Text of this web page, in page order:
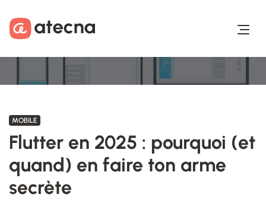
MOBILE
Flutter en 2025 : pourquoi (et
quand) en faire ton arme
secrète